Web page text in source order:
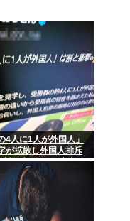
4人に1人が外国人」
が拡散し外国人排斥
策室”のある府中刑
が独り歩き